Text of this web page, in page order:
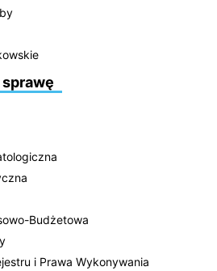
sprawę
Budżetowa
i Prawa Wykonywania